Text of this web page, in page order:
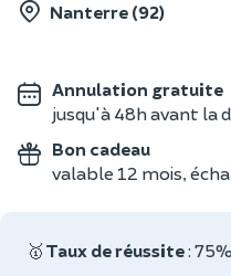
Nanterre (92)
Annulation gratuite
jusqu'à 48h avant la
Bon cadeau
valable 12 mois,
🥇 Taux de réussite: 75%